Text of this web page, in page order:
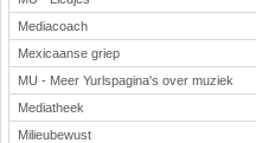
Mediacoach
Mexicaanse griep
MU - Meer Yurlspagina's over muziek
Mediatheek
Milieubewust